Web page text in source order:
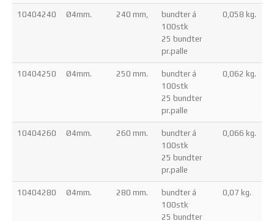
10404240 Ø4mm. 240 mm,
bundter á
100stk
25 bundter
pr.palle
0,058 kg.
10404250 Ø4mm. 250 mm.
bundter á
100stk
25 bundter
pr.palle
0,062 kg.
10404260 Ø4mm. 260 mm.
bundter á
100stk
25 bundter
pr.palle
0,066 kg.
10404280 Ø4mm. 280 mm.
bundter á
100stk
25 bundter
0,07 kg.